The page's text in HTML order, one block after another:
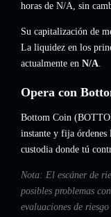
horas de N/A, sin
Su capitalización de
La liquidez en los
actualmente en N/A.
Opera con
Bottom Coin
instante y fija órdenes
custodia donde tú
Nota: El escáner de
posibles problemas
evaluaciones de